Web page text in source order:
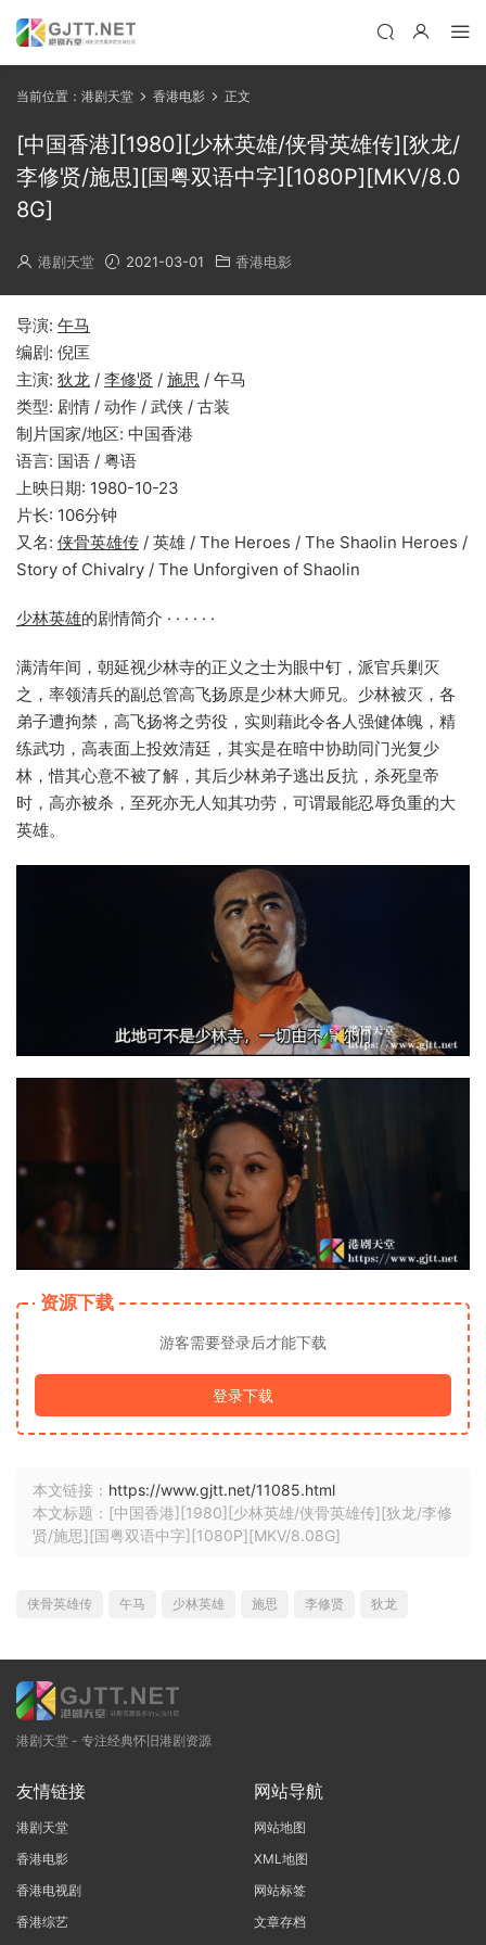
当前位置： 港剧天堂 香港电影 正文
[中国香港][1980][少林英雄/侠骨英雄传][狄龙/
李修贤/施思][国粤双语中字][1080P][MKV/8.0
8G]
港剧天堂 2021-03-01 香港电影
导演: 午马
编剧: 倪匡
主演: 狄龙 / 李修贤 / 施思 / 午马
类型: 剧情 / 动作 / 武侠 / 古装
制片国家/地区: 中国香港
语言: 国语 / 粤语
上映日期: 1980-10-23
片长: 106分钟
又名: 侠骨英雄传 / 英雄 / The Heroes / The Shaolin Heroes /
Story of Chivalry / The Unforgiven of Shaolin
少林英雄的剧情简介 · · · · · ·
满清年间，朝延视少林寺的正义之士为眼中钉，派官兵剿灭
之，率领清兵的副总管高飞扬原是少林大师兄。少林被灭，各
弟子遭拘禁，高飞扬将之劳役，实则藉此令各人强健体魄，精
练武功，高表面上投效清廷，其实是在暗中协助同门光复少
林，惜其心意不被了解，其后少林弟子逃出反抗，杀死皇帝
时，高亦被杀，至死亦无人知其功劳，可谓最能忍辱负重的大
英雄。
资源下载
游客需要登录后才能下载
登录下载
本文链接： https://www.gjtt.net/11085.html
本文标题：[中国香港][1980][少林英雄/侠骨英雄传][狄龙/李修
贤/施思][国粤双语中字][1080P][MKV/8.08G]
侠骨英雄传 午马 少林英雄 施思 李修贤 狄龙
港剧天堂 - 专注经典怀旧港剧资源
友情链接
港剧天堂
香港电影
香港电视剧
香港综艺
网站导航
网站地图
XML地图
网站标签
文章存档